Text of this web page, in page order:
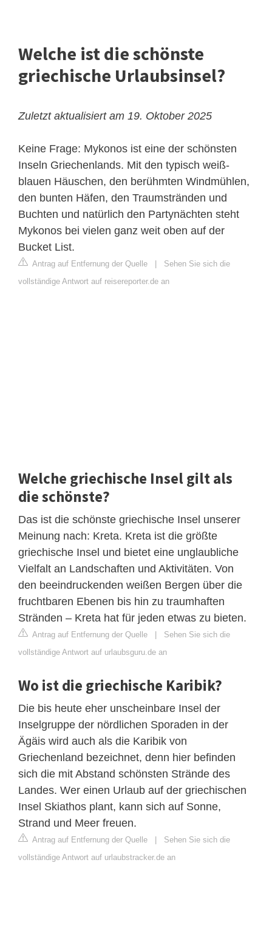
Welche ist die schönste
griechische Urlaubsinsel?
Zuletzt aktualisiert am 19. Oktober 2025
Keine Frage: Mykonos ist eine der schönsten
Inseln Griechenlands. Mit den typisch weiß-
blauen Häuschen, den berühmten Windmühlen,
den bunten Häfen, den Traumstränden und
Buchten und natürlich den Partynächten steht
Mykonos bei vielen ganz weit oben auf der
Bucket List.
Antrag auf Entfernung der Quelle
Sehen Sie sich die
vollständige Antwort auf reisereporter.de an
Welche griechische Insel gilt als
die schönste?
Das ist die schönste griechische Insel unserer
Meinung nach: Kreta. Kreta ist die größte
griechische Insel und bietet eine unglaubliche
Vielfalt an Landschaften und Aktivitäten. Von
den beeindruckenden weißen Bergen über die
fruchtbaren Ebenen bis hin zu traumhaften
Stränden – Kreta hat für jeden etwas zu bieten.
Antrag auf Entfernung der Quelle
Sehen Sie sich die
vollständige Antwort auf urlaubsguru.de an
Wo ist die griechische Karibik?
Die bis heute eher unscheinbare Insel der
Inselgruppe der nördlichen Sporaden in der
Ägäis wird auch als die Karibik von
Griechenland bezeichnet, denn hier befinden
sich die mit Abstand schönsten Strände des
Landes. Wer einen Urlaub auf der griechischen
Insel Skiathos plant, kann sich auf Sonne,
Strand und Meer freuen.
Antrag auf Entfernung der Quelle
Sehen Sie sich die
vollständige Antwort auf urlaubstracker.de an